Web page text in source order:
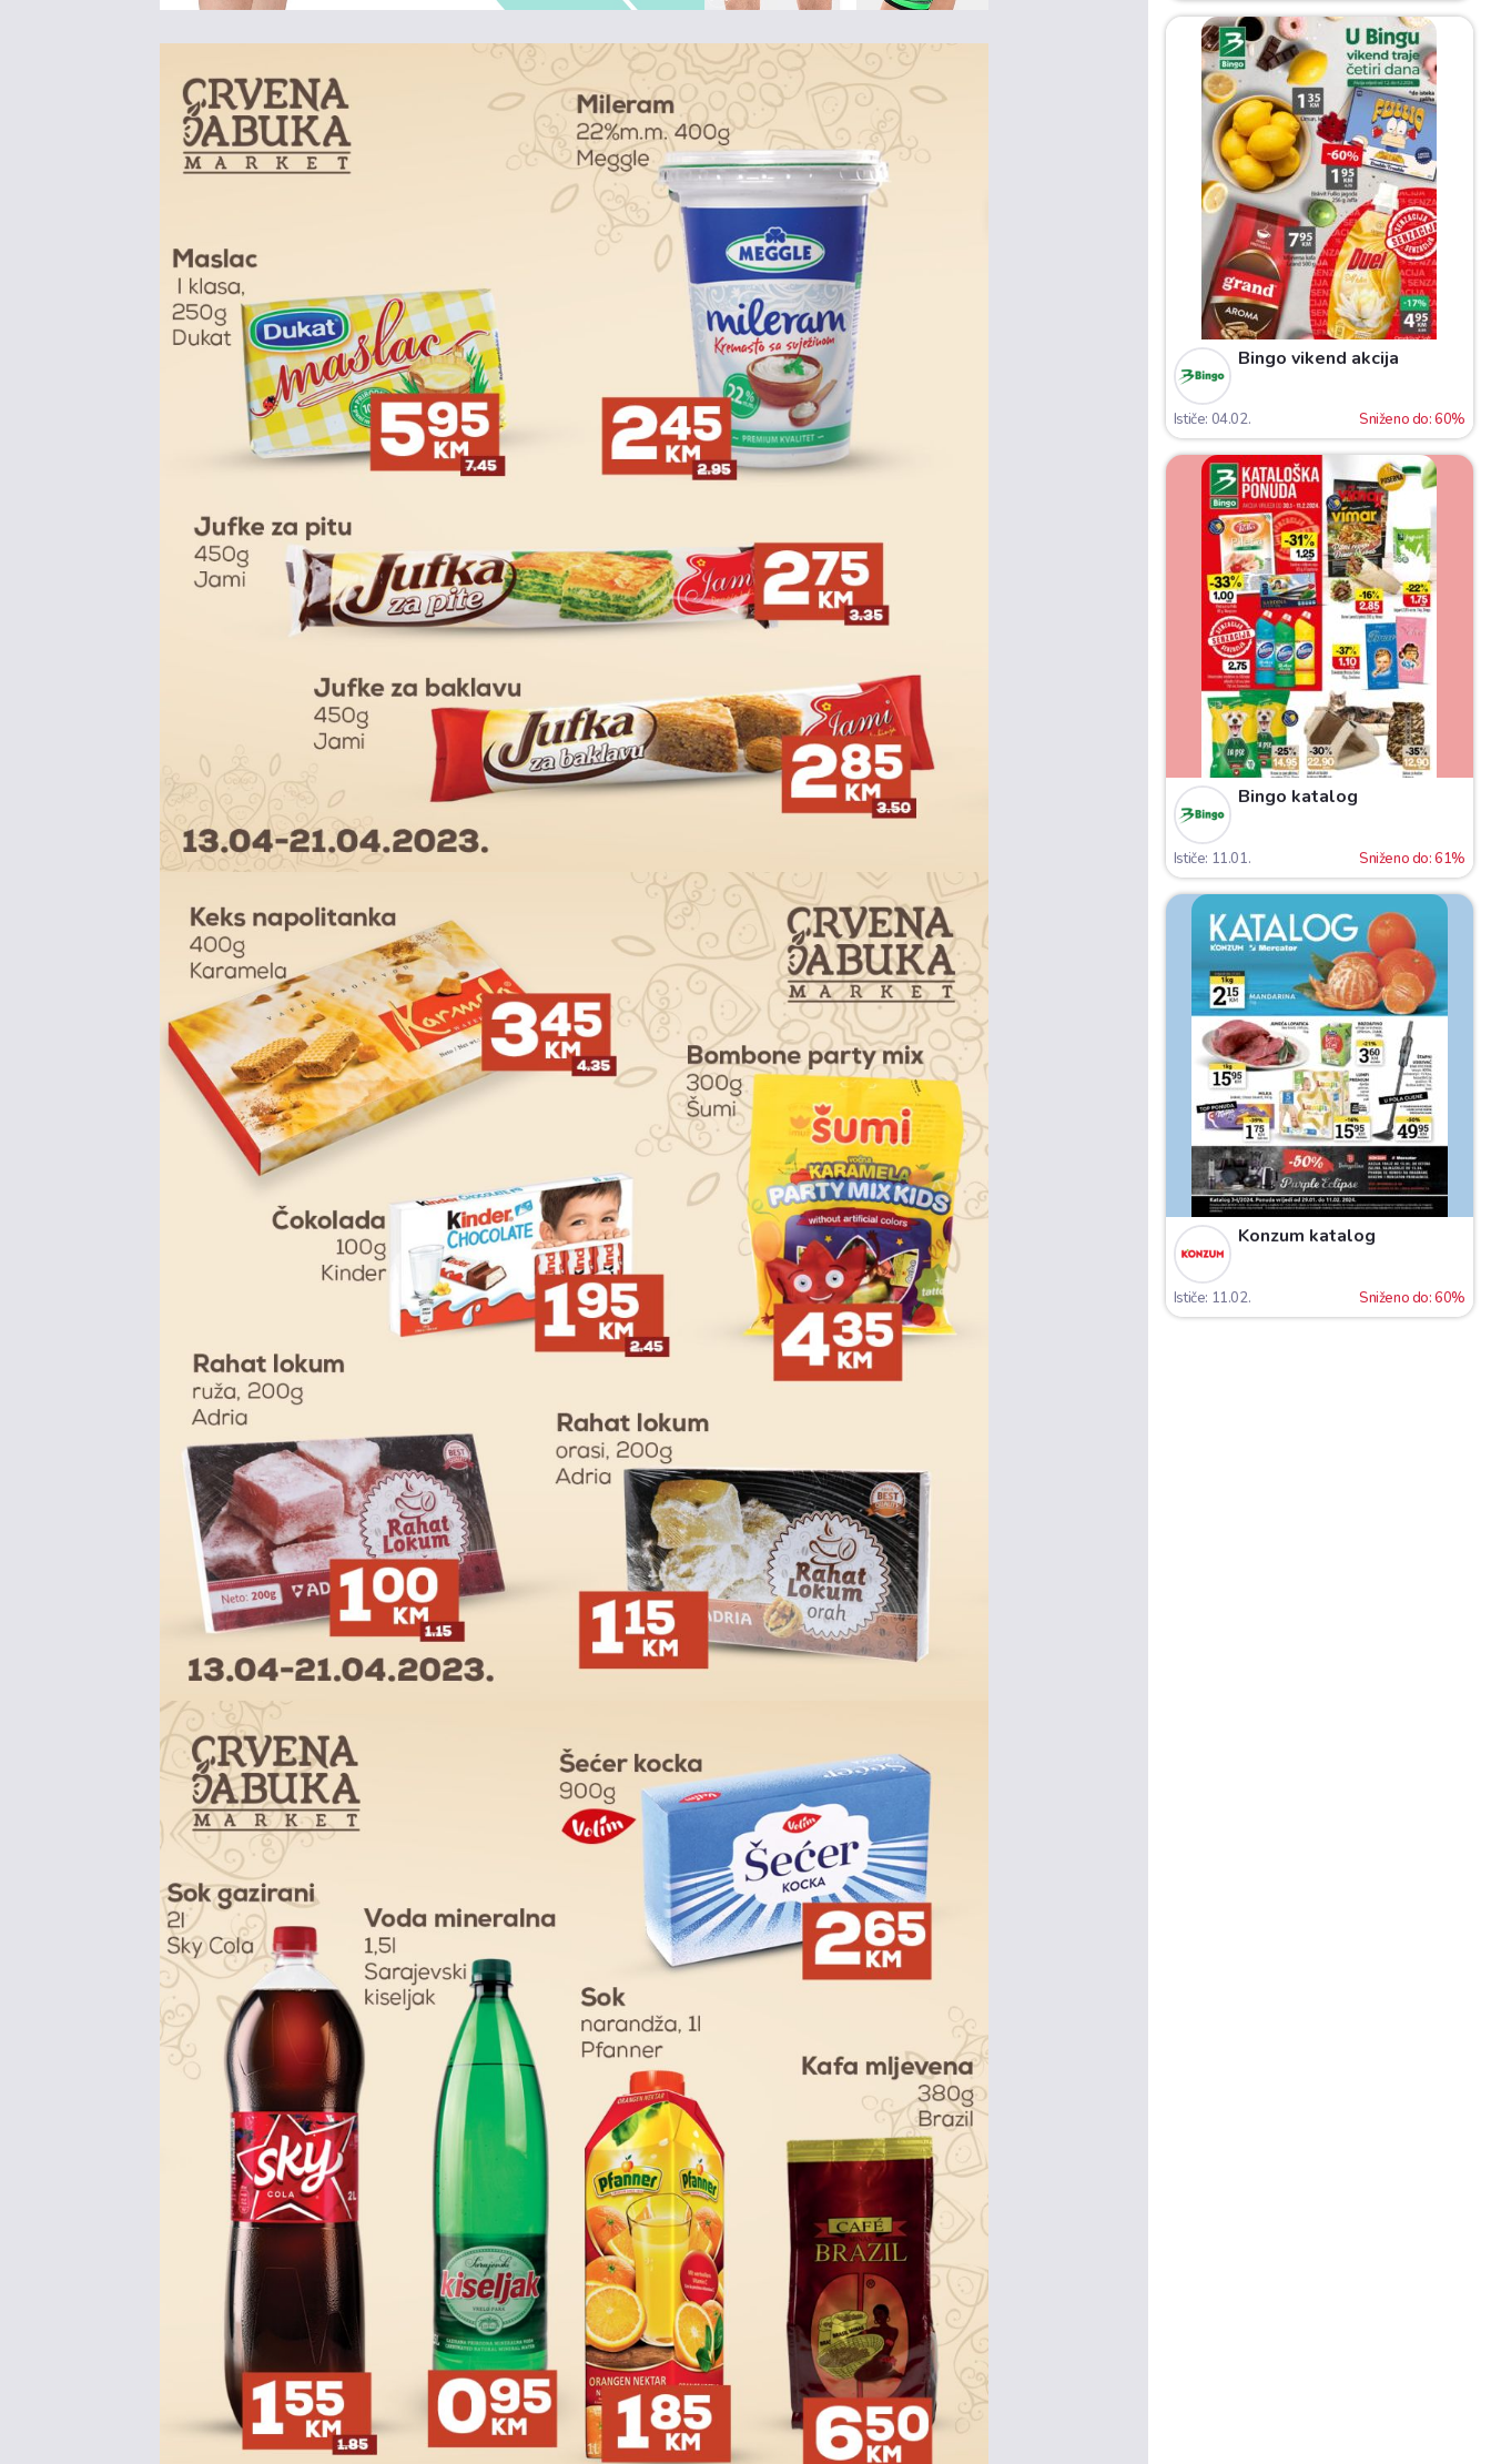
Bingo vikend akcija
Ističe: 04.02. Sniženo do: 60%
Bingo katalog
Ističe: 11.01. Sniženo do: 61%
Konzum katalog
Ističe: 11.02. Sniženo do: 60%